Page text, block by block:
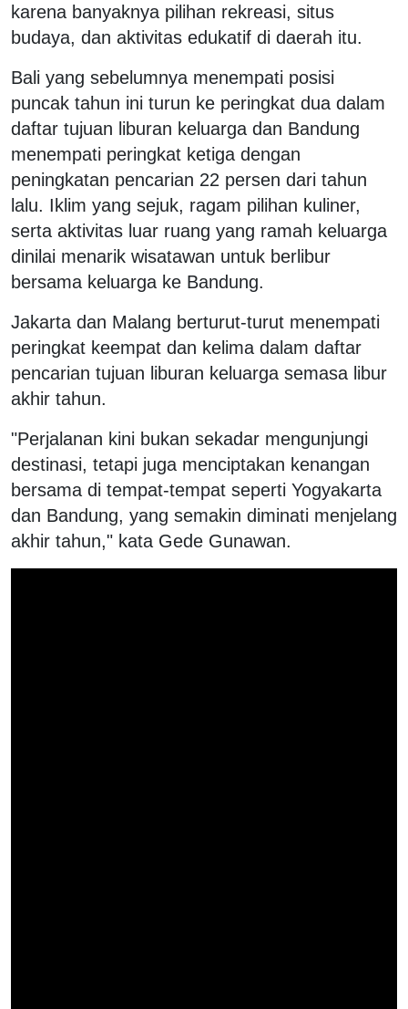
karena banyaknya pilihan rekreasi, situs
budaya, dan aktivitas edukatif di daerah itu.
Bali yang sebelumnya menempati posisi
puncak tahun ini turun ke peringkat dua dalam
daftar tujuan liburan keluarga dan Bandung
menempati peringkat ketiga dengan
peningkatan pencarian 22 persen dari tahun
lalu. Iklim yang sejuk, ragam pilihan kuliner,
serta aktivitas luar ruang yang ramah keluarga
dinilai menarik wisatawan untuk berlibur
bersama keluarga ke Bandung.
Jakarta dan Malang berturut-turut menempati
peringkat keempat dan kelima dalam daftar
pencarian tujuan liburan keluarga semasa libur
akhir tahun.
"Perjalanan kini bukan sekadar mengunjungi
destinasi, tetapi juga menciptakan kenangan
bersama di tempat-tempat seperti Yogyakarta
dan Bandung, yang semakin diminati menjelang
akhir tahun," kata Gede Gunawan.